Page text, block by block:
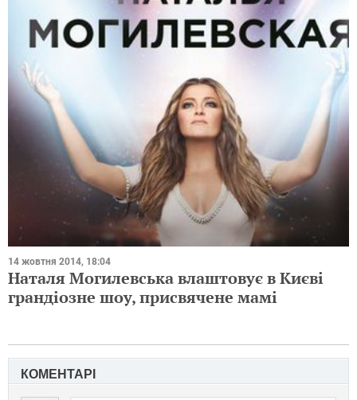
14 жовтня 2014, 18:04
Наталя Могилевська влаштовує в Києві
грандіозне шоу, присвячене мамі
КОМЕНТАРІ